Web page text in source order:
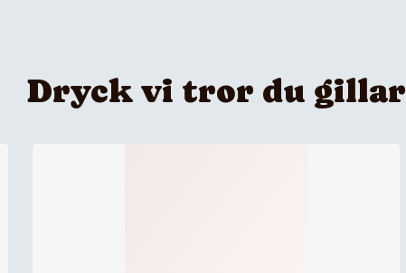
Dryck vi tror du gillar